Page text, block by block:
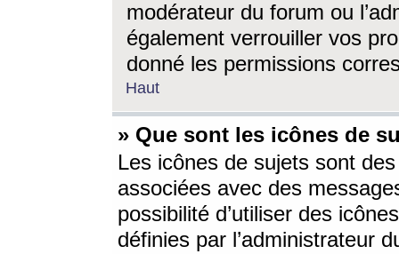
modérateur du forum ou
également verrouiller vos
donné les permissions
Haut
» Que sont les icônes de
Les icônes de sujets sont
associées avec des
possibilité d’utiliser des
définies par l’administrateur